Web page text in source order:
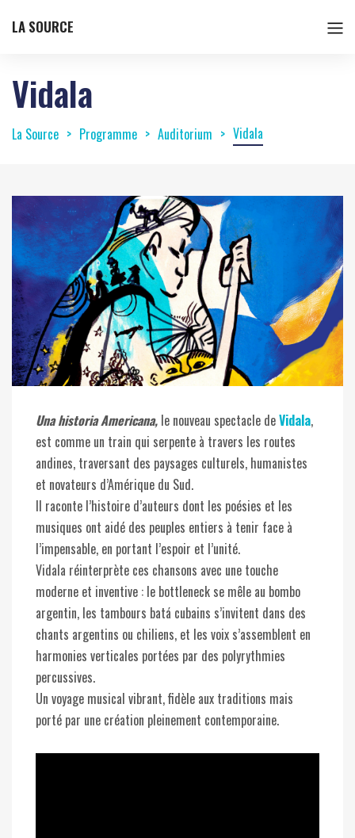
LA SOURCE
Vidala
La Source Programme Auditorium Vidala
Una historia Americana, le nouveau spectacle deVidala,
est comme un train qui serpente à travers les routes
andines, traversant des paysages culturels, humanistes
et novateurs d’Amérique du Sud.
Il raconte l’histoire d’auteurs dont les poésies et les
musiques ont aidé des peuples entiers à tenir face à
l’impensable, en portant l’espoir et l’unité.
Vidala réinterprète ces chansons avec une touche
moderne et inventive : le bottleneck se mêle au bombo
argentin, les tambours batá cubains s’invitent dans des
chants argentins ou chiliens, et les voix s’assemblent en
harmonies verticales portées par des polyrythmies
percussives.
Un voyage musical vibrant, fidèle aux traditions mais
porté par une création pleinement contemporaine.